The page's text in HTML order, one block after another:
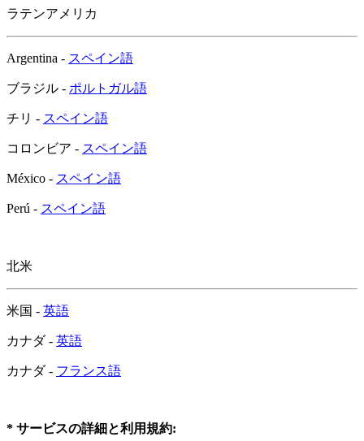
ラテンアメリカ
Argentina - スペイン語
ブラジル - ポルトガル語
チリ - スペイン語
コロンビア - スペイン語
México - スペイン語
Perú - スペイン語
北米
米国 - 英語
カナダ - 英語
カナダ - フランス語
* サービスの詳細と利用規約: